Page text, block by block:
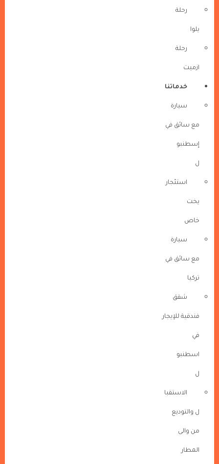
رحلة
يلوا
رحلة
ازميت
خدماتنا
سيارة
مع سائق في
إسطنبو
ل
استئجار
يخت
خاص
سيارة
مع سائق في
تركيا
شقق
فندقية للإيجار
في
اسطنبو
ل
الاستقبا
ل والتوديع
من والى
المطار